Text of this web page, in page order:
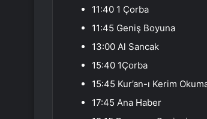
11:40 1 Çorba
11:45 Geniş Boyuna
13:00 Al Sancak
15:40 1Çorba
15:45 Kur’an-ı Kerim
17:45 Ana Haber